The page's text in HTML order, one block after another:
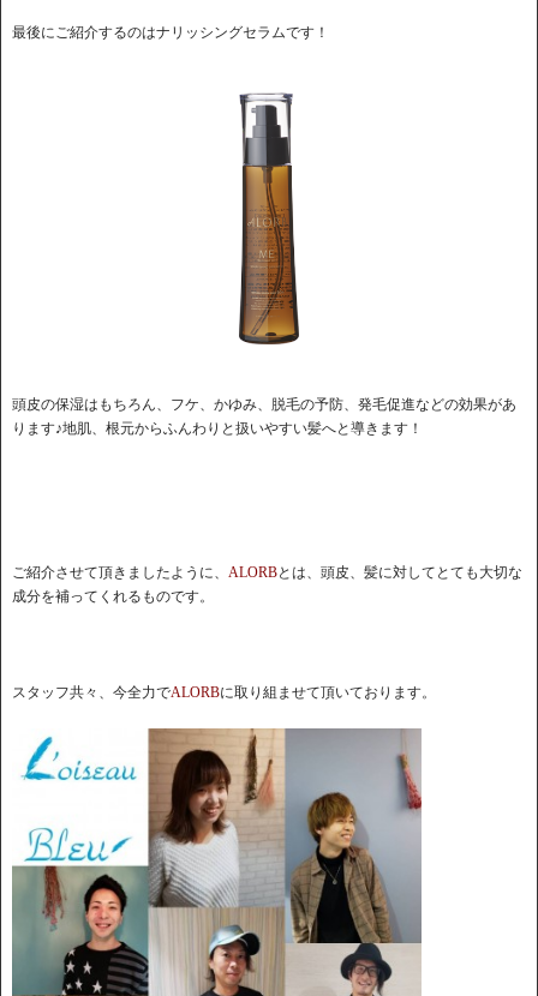
最後にご紹介するのはナリッシングセラムです！
頭皮の保湿はもちろん、フケ、かゆみ、脱毛の予防、発毛促進などの効果があ
ります♪地肌、根元からふんわりと扱いやすい髪へと導きます！
ご紹介させて頂きましたように、 ALORBとは、頭皮、髪に対してとても大切な
成分を補ってくれるものです。
スタッフ共々、今全力でALORBに取り組ませて頂いております。